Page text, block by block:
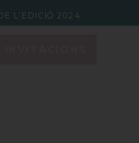
L’EDICIÓ 202 4